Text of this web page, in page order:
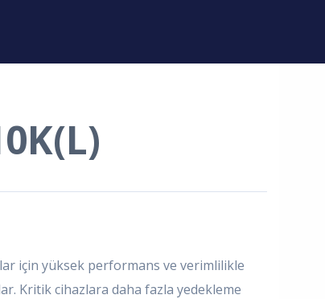
için yüksek performans ve verimlilikle
Kritik cihazlara daha fazla yedekleme